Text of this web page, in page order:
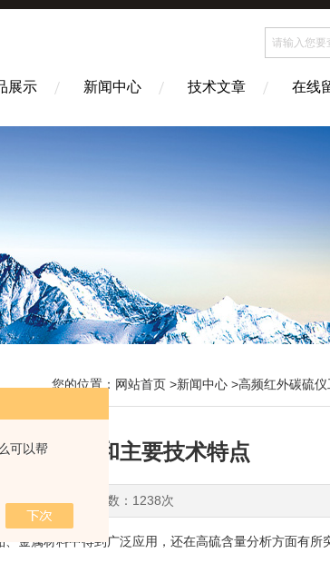
可以帮
展示 新闻中心 技术文章 在线
您的位置： 网站首页 >新闻中心 >高频红外碳硫
工作流程和主要技术特点
11-15 点击次数：1238次
属材料中得到广泛应用，还在高硫含量分析方面有所